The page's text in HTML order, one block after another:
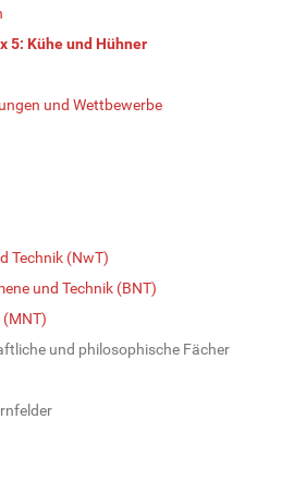
5: Kühe und Hühner
und Wettbewerbe
Technik (NwT)
und Technik (BNT)
(MNT)
und philosophische Fächer